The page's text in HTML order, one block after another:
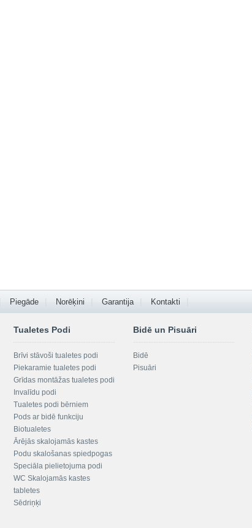
Piegāde Norēķini Garantija Kontakti
Tualetes Podi
Brīvi stāvoši tualetes podi
Piekaramie tualetes podi
Grīdas montāžas tualetes podi
Invalīdu podi
Tualetes podi bērniem
Pods ar bidē funkciju
Biotualetes
Ārējās skalojamās kastes
Podu skalošanas spiedpogas
Speciāla pielietojuma podi
WC Skalojamās kastes
tabletes
Sēdriņķi
Bidē un Pisuāri
Bidē
Pisuāri